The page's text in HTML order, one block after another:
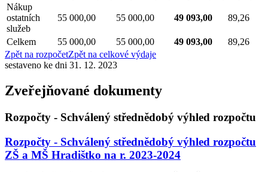
Nákup
ostatních
služeb
55 000,00 55 000,00 49 093,00 89,26
Celkem 55 000,00 55 000,00 49 093,00
89,26
Zpět na rozpočetZpět na celkové výdaje
sestaveno ke dni 31. 12. 2023
Zveřejňované dokumenty
Rozpočty - Schválený střednědobý výhled rozpočtu
Rozpočty - Schválený střednědobý výhled rozpočtu
ZŠ a MŠ Hradištko na r. 2023-2024